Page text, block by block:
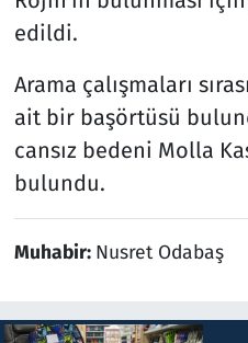
edildi.
Arama çalışmaları
ait bir başörtüsü
cansız bedeni Molla
bulundu.
Muhabir: Nusret Odabaş